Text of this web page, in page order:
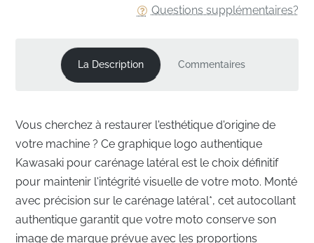
Questions supplémentaires?
La Description Commentaires
Vous cherchez à restaurer l'esthétique d'origine de
votre machine ? Ce graphique logo authentique
Kawasaki pour carénage latéral est le choix définitif
pour maintenir l'intégrité visuelle de votre moto. Monté
avec précision sur le carénage latéral*, cet autocollant
authentique garantit que votre moto conserve son
image de marque prévue avec les proportions